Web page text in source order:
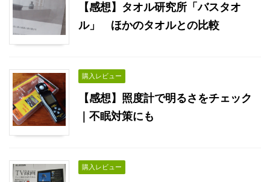
【感想】タオル研究所「バスタオ
ル」 ほかのタオルとの比較
購入レビュー
【感想】照度計で明るさをチェック
｜不眠対策にも
購入レビュー